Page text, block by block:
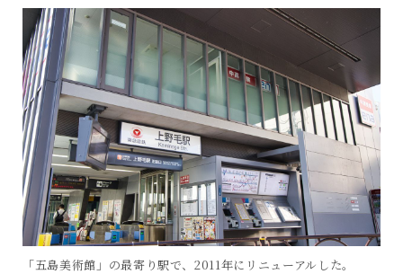
「五島美術館」の最寄り駅で、2011年にリニューアルした。